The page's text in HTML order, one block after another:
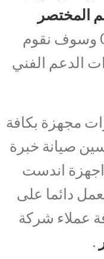
المختصر
01017556655 وسوف نقوم
الدعم الفني
مجهزة بكافة
صيانة خبرة
اندست
دائما على
عملاء شركة
.